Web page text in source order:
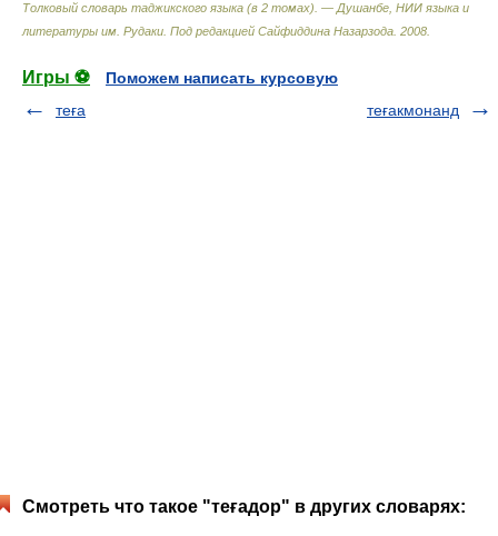
Толковый словарь таджикского языка (в 2 томах). — Душанбе, НИИ языка и
литературы им. Рудаки Под редакцией Сайфиддина Назарзода 2008
Игры ⚽
Поможем написать курсовую
теға
теғакмонанд
Смотреть что такое "теғадор" в других словарях: